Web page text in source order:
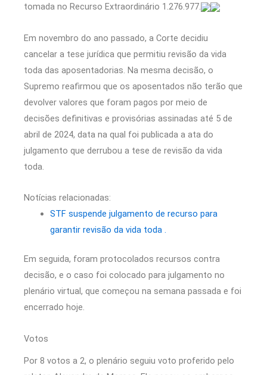
tomada no Recurso Extraordinário 1.276.977.
Em novembro do ano passado, a Corte decidiu
cancelar a tese jurídica que permitiu revisão da vida
toda das aposentadorias. Na mesma decisão, o
Supremo reafirmou que os aposentados não terão que
devolver valores que foram pagos por meio de
decisões definitivas e provisórias assinadas até 5 de
abril de 2024, data na qual foi publicada a ata do
julgamento que derrubou a tese de revisão da vida
toda.
Notícias relacionadas:
STF suspende julgamento de recurso para
garantir revisão da vida toda .
Em seguida, foram protocolados recursos contra
decisão, e o caso foi colocado para julgamento no
plenário virtual, que começou na semana passada e foi
encerrado hoje.
Votos
Por 8 votos a 2, o plenário seguiu voto proferido pelo